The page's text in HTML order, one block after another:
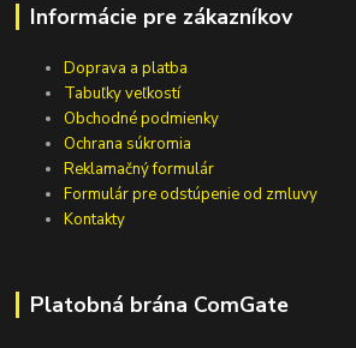
Informácie pre zákazníkov
Doprava a platba
Tabuľky veľkostí
Obchodné podmienky
Ochrana súkromia
Reklamačný formulár
Formulár pre odstúpenie od zmluvy
Kontakty
Platobná brána ComGate